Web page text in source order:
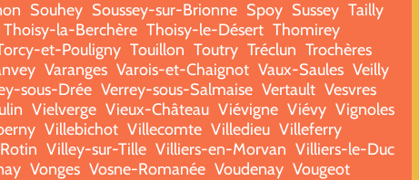
Souhey Soussey-sur-Brionne Spoy Sussey Tailly
Thoisy-la-Berchère Thoisy-le-Désert Thomirey
et-Pouligny Touillon Toutry Tréclun Trochères
Varanges Varois-et-Chaignot Vaux-Saules Veilly
sous-Drée Verrey-sous-Salmaise Vertault Vesvres
Vielverge Vieux-Château Viévigne Viévy Vignoles
Villebichot Villecomte Villedieu Villeferry
Villey-sur-Tille Villiers-en-Morvan Villiers-le-Duc
Vonges Vosne-Romanée Voudenay Vougeot